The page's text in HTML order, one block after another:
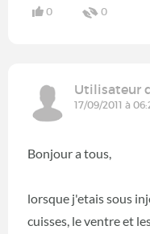
0 0
Utilisateur
17/09/2011 à
Bonjour a tous,
lorsque j'etais sous
cuisses, le ventre et